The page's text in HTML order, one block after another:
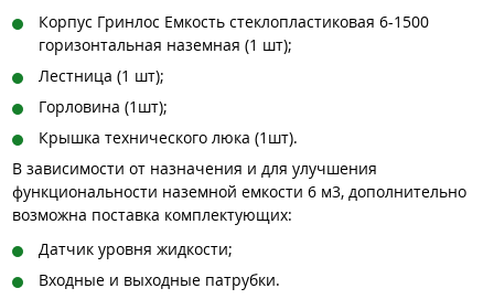
Корпус Гринлос Емкость стеклопластиковая 6-1500
горизонтальная наземная (1 шт);
Лестница (1 шт);
Горловина (1шт);
Крышка технического люка (1шт).
В зависимости от назначения и для улучшения
функциональности наземной емкости 6 м3, дополнительно
возможна поставка комплектующих:
Датчик уровня жидкости;
Входные и выходные патрубки.